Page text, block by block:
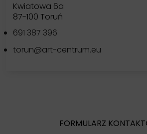
Kwiatowa 6a
87-100 Toruń
691 387 396
torun@art-centrum.eu
FORMULARZ